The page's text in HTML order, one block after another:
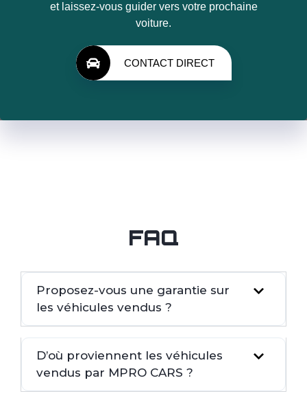
et laissez-vous guider vers votre prochaine
voiture.
CONTACT DIRECT
FAQ
Proposez-vous une garantie sur
les véhicules vendus ?
D’où proviennent les véhicules
vendus par MPRO CARS ?